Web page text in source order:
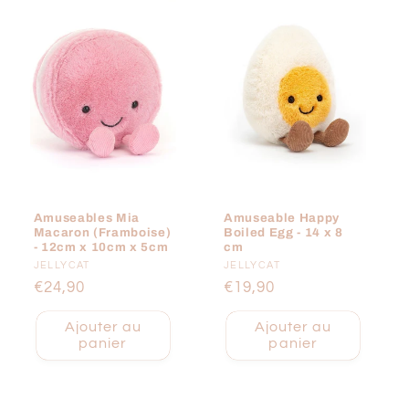
Amuseables Mia
Macaron (Framboise)
- 12cm x 10cm x 5cm
Fournisseur :
JELLYCAT
Prix
habituel
€24,90
Ajouter au
panier
Amuseable Happy
Boiled Egg - 14 x 8
cm
Fournisseur :
JELLYCAT
Prix
habituel
€19,90
Ajouter au
panier